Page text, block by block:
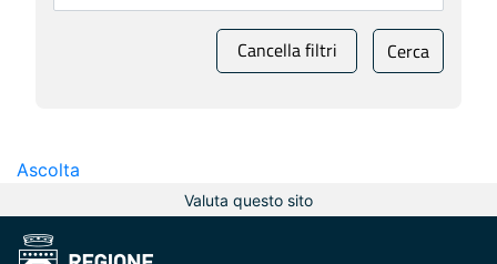
Cancella filtri Cerca
Ascolta
Valuta questo sito